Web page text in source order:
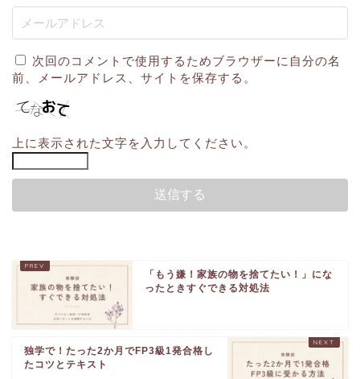
次回のコメントで使用するためブラウザーに自分の名
前、メールアドレス、サイトを保存する。
上に表示された文字を入力してください。
「もう嫌！家族の物を捨てたい！」にな
ったときすぐできる対処法
独学で！たった2か月でFP3級1発合格し
たコツとテキスト